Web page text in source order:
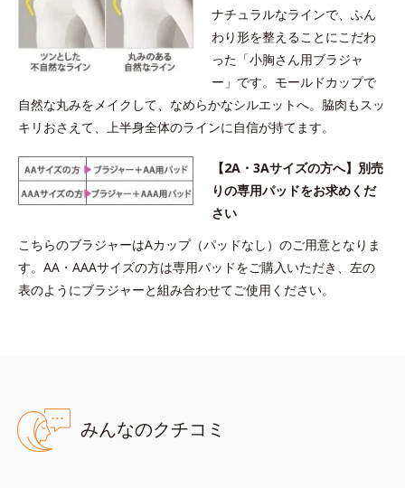
・ノンワイヤー・パッテッドブラ 専用パッドは、 こちら
ナチュラルなラインで、ふん
わり形を整えることにこだわ
った「小胸さん用ブラジャ
ー」です。モールドカップで
自然な丸みをメイクして、なめらかなシルエットへ。脇肉もスッ
キリおさえて、上半身全体のラインに自信が持てます。
【2A・3Aサイズの方へ】別売
りの専用パッドをお求めくだ
さい
こちらのブラジャーはAカップ（パッドなし）のご用意となりま
す。AA・AAAサイズの方は専用パッドをご購入いただき、左の
表のようにブラジャーと組み合わせてご使用ください。
みんなのクチコミ